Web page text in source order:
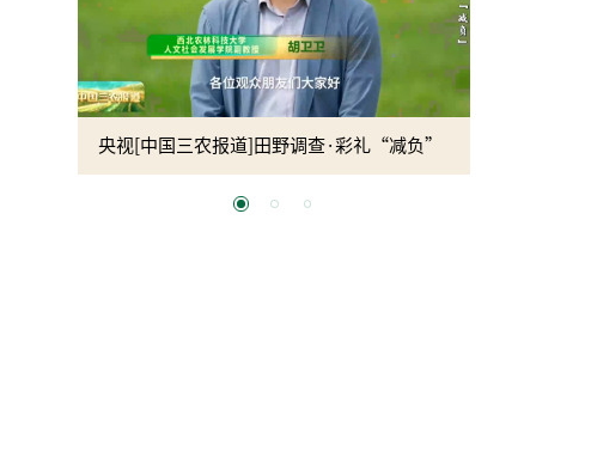
央视[中国三农报道]田野调查·彩礼“减负”